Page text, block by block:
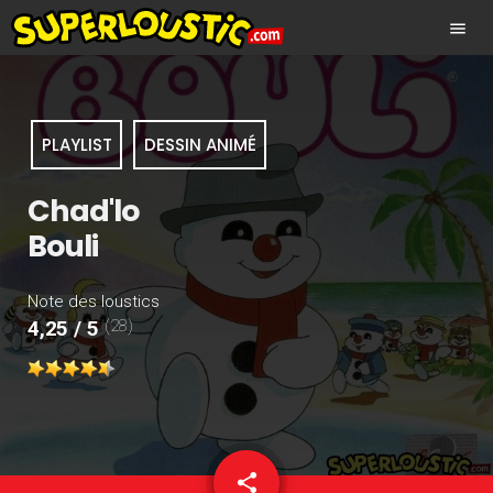
menu
PLAYLIST DESSIN ANIMÉ
Chad'lo
Bouli
Note des loustics
4,25 / 5 (28)
share
email